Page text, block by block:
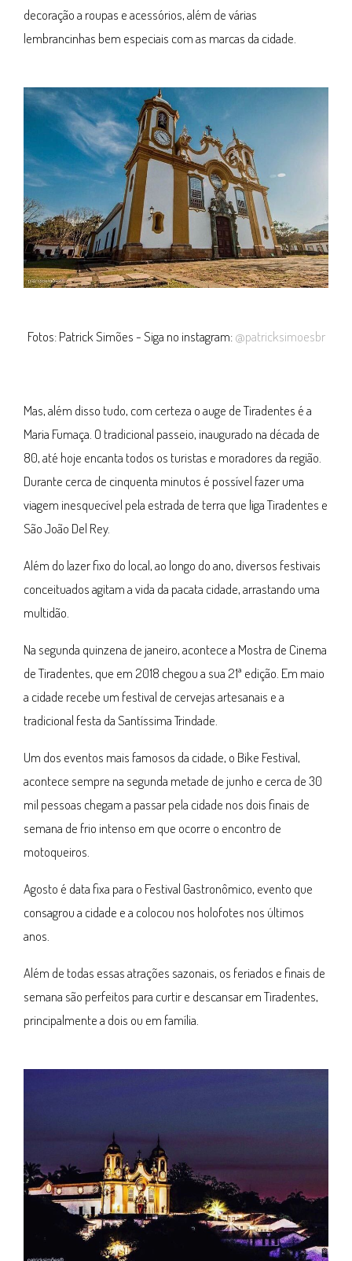
decoração a roupas e acessórios, além de várias
lembrancinhas bem especiais com as marcas da cidade.
Fotos: Patrick Simões - Siga no instagram:@patricksimoesbr
Mas, além disso tudo, com certeza o auge de Tiradentes é a
Maria Fumaça. O tradicional passeio, inaugurado na década de
80, até hoje encanta todos os turistas e moradores da região.
Durante cerca de cinquenta minutos é possível fazer uma
viagem inesquecível pela estrada de terra que liga Tiradentes e
São João Del Rey.
Além do lazer fixo do local, ao longo do ano, diversos festivais
conceituados agitam a vida da pacata cidade, arrastando uma
multidão.
Na segunda quinzena de janeiro, acontece a Mostra de Cinema
de Tiradentes, que em 2018 chegou a sua 21ª edição. Em maio
a cidade recebe um festival de cervejas artesanais e a
tradicional festa da Santíssima Trindade.
Um dos eventos mais famosos da cidade, o Bike Festival,
acontece sempre na segunda metade de junho e cerca de 30
mil pessoas chegam a passar pela cidade nos dois finais de
semana de frio intenso em que ocorre o encontro de
motoqueiros.
Agosto é data fixa para o Festival Gastronômico, evento que
consagrou a cidade e a colocou nos holofotes nos últimos
anos.
Além de todas essas atrações sazonais, os feriados e finais de
semana são perfeitos para curtir e descansar em Tiradentes,
principalmente a dois ou em família.